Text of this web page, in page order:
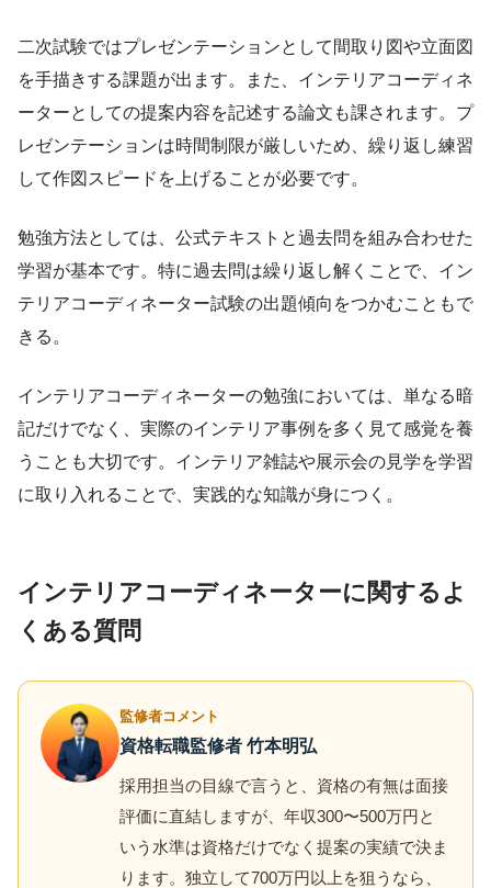
二次試験ではプレゼンテーションとして間取り図や立面図
を手描きする課題が出ます。また、インテリアコーディネ
ーターとしての提案内容を記述する論文も課されます。プ
レゼンテーションは時間制限が厳しいため、繰り返し練習
して作図スピードを上げることが必要です。
勉強方法としては、公式テキストと過去問を組み合わせた
学習が基本です。特に過去問は繰り返し解くことで、イン
テリアコーディネーター試験の出題傾向をつかむこともで
きる。
インテリアコーディネーターの勉強においては、単なる暗
記だけでなく、実際のインテリア事例を多く見て感覚を養
うことも大切です。インテリア雑誌や展示会の見学を学習
に取り入れることで、実践的な知識が身につく。
インテリアコーディネーターに関するよ
くある質問
監修者コメント
資格転職監修者 竹本明弘
採用担当の目線で言うと、資格の有無は面接
評価に直結しますが、年収300〜500万円と
いう水準は資格だけでなく提案の実績で決ま
ります。独立して700万円以上を狙うなら、